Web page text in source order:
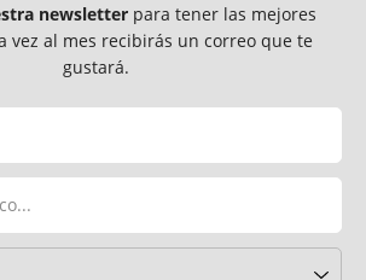
newsletterpara tener las mejores
vez al mes recibirás un correo que te
gustará.